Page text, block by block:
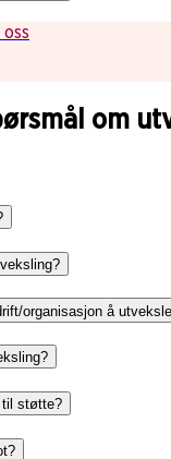
om
organisasjon å
til støtte?